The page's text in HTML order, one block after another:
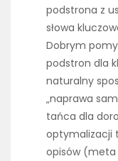
podstrona z
słowa
Dobrym
podstron dla
naturalny
„naprawa
tańca dla
optymalizacji
opisów